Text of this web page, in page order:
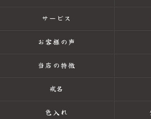
サービス
お客様の声
当店の特徴
戒名
色入れ